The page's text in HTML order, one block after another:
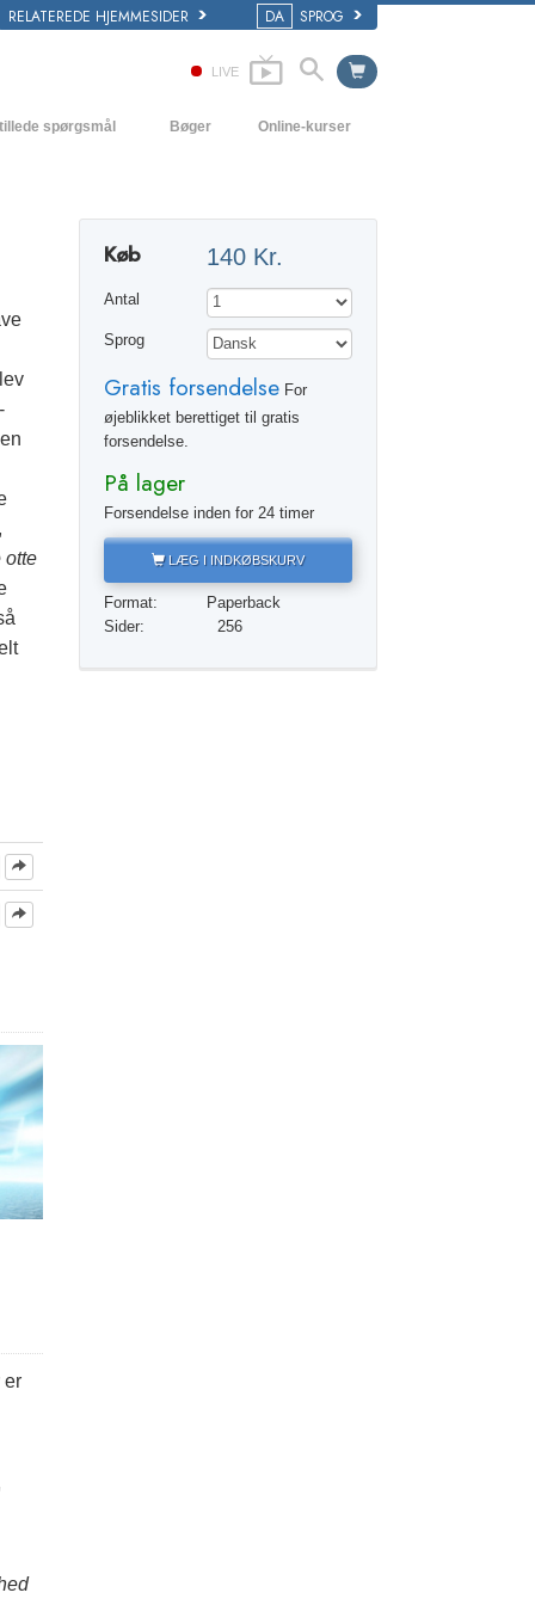
RELATEREDE HJEMMESIDER DA SPROG
LIVE
spørgsmål
organisationerne
Bøger
Lydbøger
Introducerende foredrag
Online-kurser
Tilværelsens dynamikker
Forståelse
Løsninger til hjælp mod de farlige
Integritet og ærlighed
Følelsernes toneskala
Løsningen på stoffer
Børn
otte
Køb 140 Kr.
Antal
Sprog
Gratis forsendelseFor
øjeblikket berettiget til gratis
forsendelse.
På lager
Forsendelse inden for 24 timer
LÆG I INDKØBSKURV
Format:
Paperback
Sider:
256
er